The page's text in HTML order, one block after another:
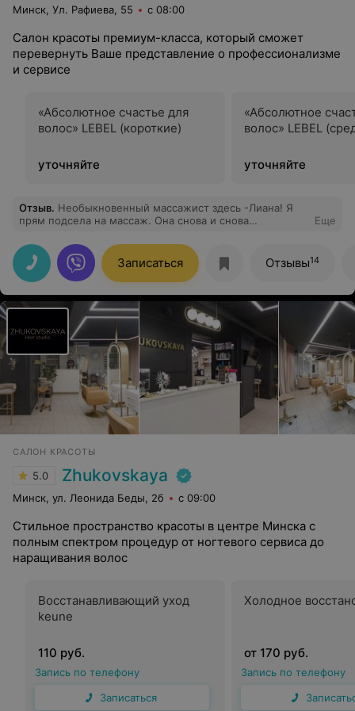
Минск, Ул. Рафиева, 55 с 08:00
Салон красоты премиум-класса, который сможет
перевернуть Ваше представление о профессионализме
и сервисе
«Абсолютное счастье для
волос» LEBEL (короткие)
уточняйте
«Абсолютное
волос» LEBEL
уточняйте
Отзыв. Необыкновенный массажист здесь -Лиана! Я
прям подсела на массаж. Она снова и снова
Рекомендую от души
Еще
Записаться Отзывы14
САЛОН КРАСОТЫ
5.0 Zhukovskaya
Минск, ул. Леонида Беды, 2б с 09:00
Стильное пространство красоты в центре Минска с
полным спектром процедур от ногтевого сервиса до
наращивания волос
Восстанавливающий уход
keune
110 руб.
Запись по телефону
Записаться
Холодное
от 170 руб.
Запись по телефону